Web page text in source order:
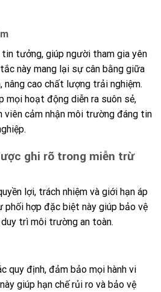
tưởng, giúp người tham gia yên
này mang lại sự cân bằng giữa
nâng cao chất lượng trải nghiệm.
mọi hoạt động diễn ra suôn sẻ,
viên cảm nhận môi trường đáng tin
ghi rõ trong miễn trừ
lợi, trách nhiệm và giới hạn áp
phối hợp đặc biệt này giúp bảo vệ
trì môi trường an toàn.
quy định, đảm bảo mọi hành vi
giúp hạn chế rủi ro và bảo vệ